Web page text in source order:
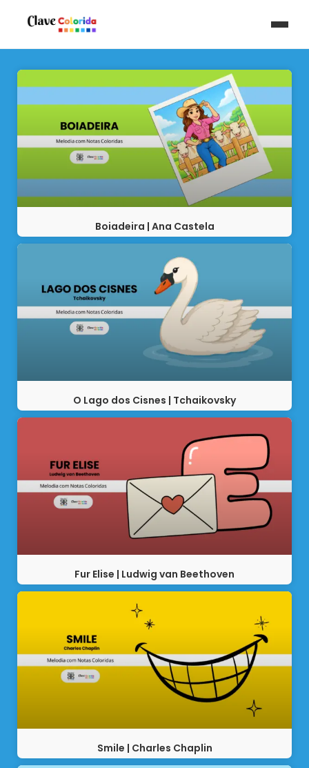
Boiadeira | Ana Castela
O Lago dos Cisnes | Tchaikovsky
Fur Elise | Ludwig van Beethoven
Smile | Charles Chaplin